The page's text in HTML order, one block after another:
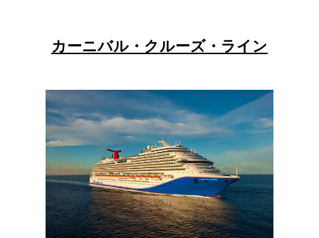
カーニバル・クルーズ・ライン